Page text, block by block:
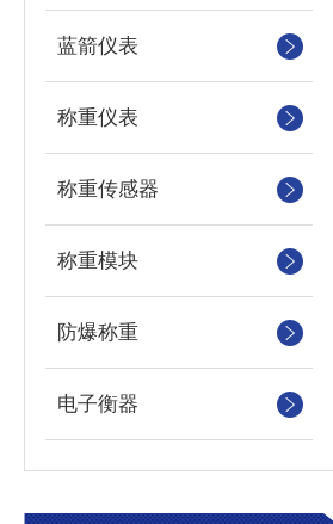
蓝箭仪表
称重仪表
称重传感器
称重模块
防爆称重
电子衡器